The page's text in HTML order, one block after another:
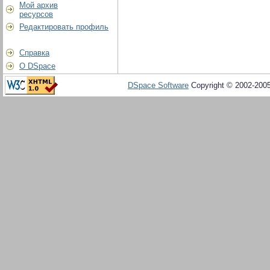
Мой архив
ресурсов
Редактировать профиль
Справка
О DSpace
DSpace Software Copyright © 2002-